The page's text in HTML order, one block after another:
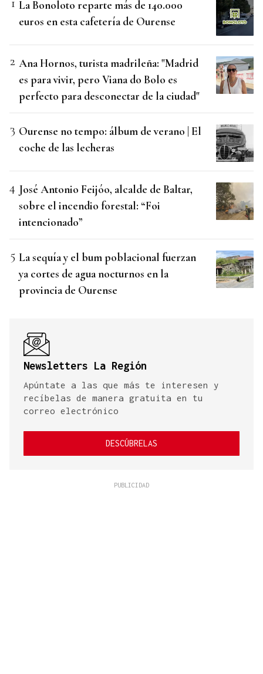
La Bonoloto reparte más de 140.000
euros en esta cafetería de Ourense
Ana Hornos, turista madrileña: "Madrid
es para vivir, pero Viana do Bolo es
perfecto para desconectar de la ciudad"
Ourense no tempo: álbum de verano | El
coche de las lecheras
José Antonio Feijóo, alcalde de Baltar,
sobre el incendio forestal: “Foi
intencionado”
La sequía y el bum poblacional fuerzan
ya cortes de agua nocturnos en la
provincia de Ourense
Newsletters La Región
Apúntate a las que más te interesen y
recíbelas de manera gratuita en tu
correo electrónico
DESCÚBRELAS